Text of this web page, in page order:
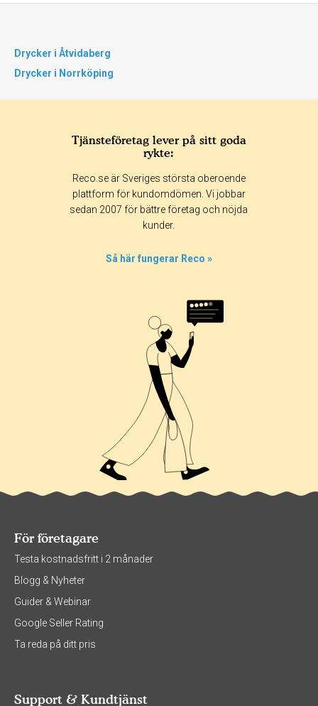
Drycker i Åtvidaberg
Drycker i Norrköping
Tjänsteföretag lever på sitt goda
rykte:
Reco.se är Sveriges största oberoende
plattform för kundomdömen. Vi jobbar
sedan 2007 för bättre företag och nöjda
kunder.
Så här fungerar Reco »
För företagare
Testa kostnadsfritt i 2 månader
Blogg & Nyheter
Guider & Webinar
Google Seller Rating
Ta reda på ditt pris
Support & Kundtjänst